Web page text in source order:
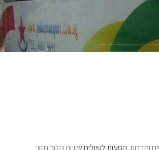
הסעות לטיוליםשירות הלוך חזור